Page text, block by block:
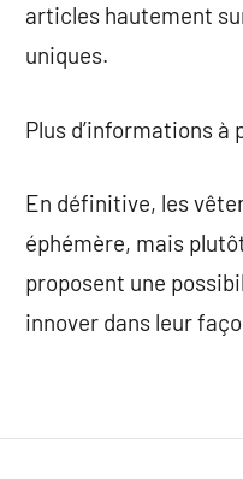
articles hautement
uniques.
Plus d’informations à
En définitive, les
éphémère, mais
proposent une
innover dans leur